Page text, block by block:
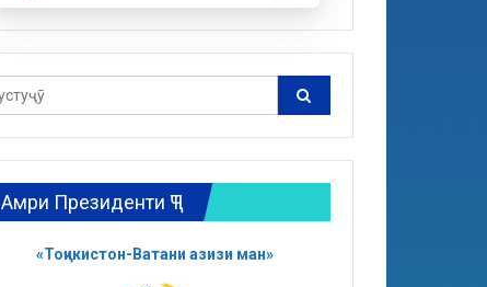
Амри Президенти ҶТ
«Тоҷикистон-Ватани азизи ман»